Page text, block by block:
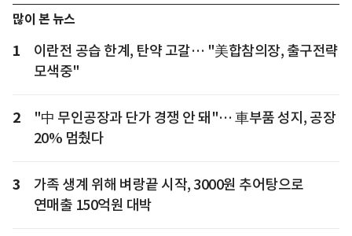
많이 본 뉴스
1
이란전 공습 한계, 탄약 고갈… "美합참의장, 출구전략
모색중"
2
"中 무인공장과 단가 경쟁 안 돼"… 車부품 성지, 공장
20% 멈췄다
3
가족 생계 위해 벼랑끝 시작, 3000원 추어탕으로
연매출 150억원 대박